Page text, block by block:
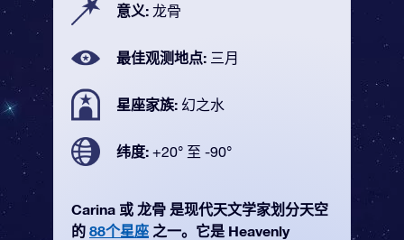
意义: 龙骨
最佳观测地点: 三月
星座家族: 幻之水
纬度: +20° 至 -90°
Carina 或 龙骨 是现代天文学家划分天空
的 88个星座 之一。它是 Heavenly